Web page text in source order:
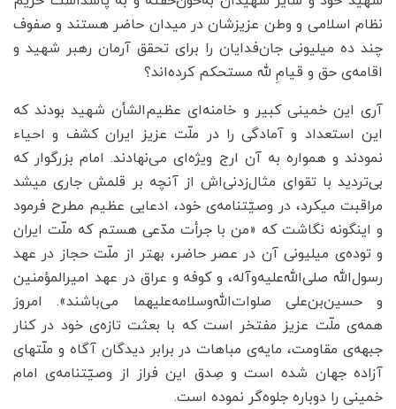
نظام اسلامی و وطن عزیزشان در میدان حاضر هستند و صفوف
چند ده میلیونی جان‌فدایان را برای تحقق آرمان رهبر شهید و
اقامه‌ی حق و قیام‌ِ لله مستحکم کرده‌اند؟
آری این خمینی کبیر و خامنه‌ای عظیم‌الشأن شهید بودند که
این استعداد و آمادگی را در ملّت عزیز ایران کشف و احیاء
نمودند و همواره به آن ارج ویژه‌ای می‌نهادند. امام بزرگوار که
بی‌تردید با تقوای مثال‌زدنی‌اش از آنچه بر قلمش جاری میشد
مراقبت میکرد، در وصیّتنامه‌ی خود، ادعایی عظیم مطرح فرمود
و اینگونه نگاشت که «من با جرأت مدّعی هستم که ملّت ایران
و توده‌ی میلیونی آن در عصر حاضر، بهتر از ملّت حجاز در عهد
رسول‌الله صلی‌الله‌علیه‌وآله، و کوفه و عراق در عهد امیرالمؤمنین
و حسین‌بن‌علی صلوات‌الله‌وسلامه‌علیهما می‌باشند». امروز
همه‌ی ملّت عزیز مفتخر است که با بعثت تازه‌ی خود در کنار
جبهه‌ی مقاومت، مایه‌ی مباهات در برابر دیدگان آگاه و ملّتهای
آزاده جهان شده است و صِدق این فراز از وصیّتنامه‌ی امام
خمینی را دوباره جلوه‌گر نموده است.